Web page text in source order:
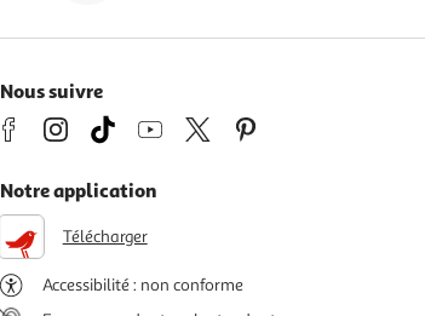
Nous suivre
Notre application
Télécharger
Accessibilité : non conforme